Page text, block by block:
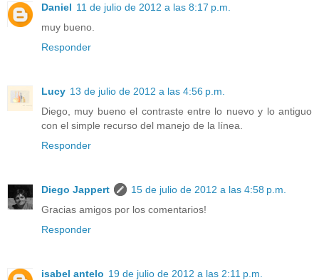
Daniel 11 de julio de 2012 a las 8:17 p.m.
muy bueno.
Responder
Lucy 13 de julio de 2012 a las 4:56 p.m.
Diego, muy bueno el contraste entre lo nuevo y lo antiguo
con el simple recurso del manejo de la línea.
Responder
Diego Jappert
15 de julio de 2012 a las 4:58 p.m.
Gracias amigos por los comentarios!
Responder
isabel antelo 19 de julio de 2012 a las 2:11 p.m.